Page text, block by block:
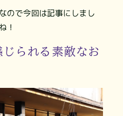
ので今回は記事にしまし
！
られる素敵なお